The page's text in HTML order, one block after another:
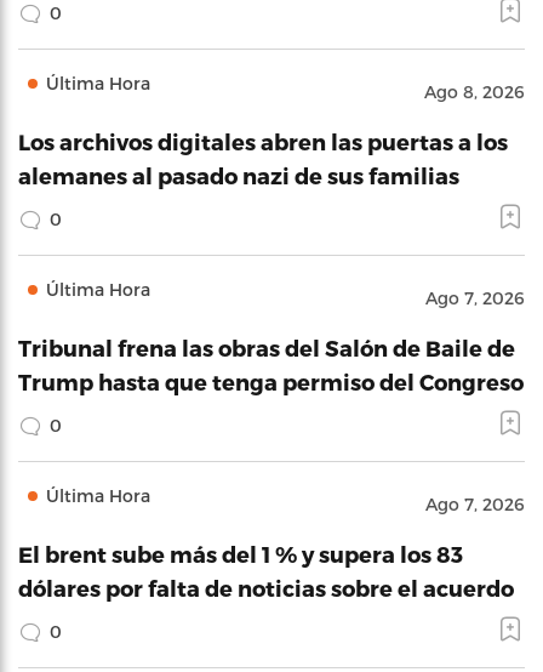
0
Última Hora Ago 8, 2026
Los archivos digitales abren las puertas a los
alemanes al pasado nazi de sus familias
0
Última Hora Ago 7, 2026
Tribunal frena las obras del Salón de Baile de
Trump hasta que tenga permiso del Congreso
0
Última Hora Ago 7, 2026
El brent sube más del 1 % y supera los 83
dólares por falta de noticias sobre el acuerdo
0